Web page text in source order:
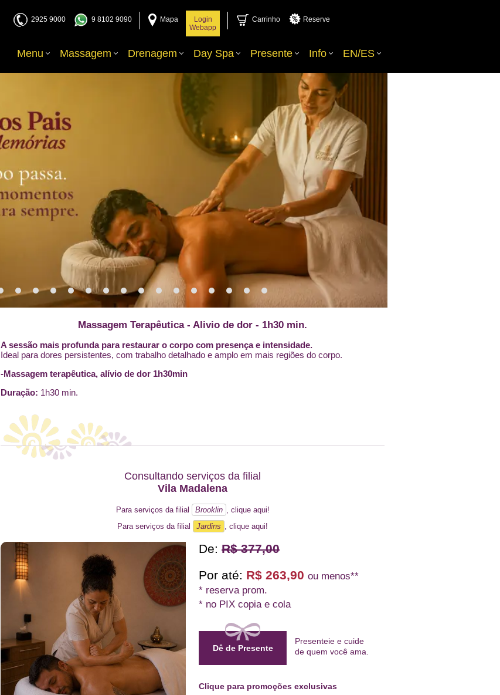
2925 9000 9 8102 9090 Mapa
Login
Webapp
Carrinho Reserve
Menu Massagem Drenagem Day Spa Presente Info EN/ES
Massagem Terapêutica - Alivio de dor - 1h30 min.
A sessão mais profunda para restaurar o corpo com presença e intensidade.
Ideal para dores persistentes, com trabalho detalhado e amplo em mais regiões do corpo.
-Massagem terapêutica, alívio de dor 1h30min
Duração: 1h30 min.
Consultando serviços da filial
Vila Madalena
Para serviços da filial Brooklin , clique aqui!
Para serviços da filial
Jardins , clique aqui!
De: R$ 377,00
Por até: R$ 263,90 ou menos**
* reserva prom.
* no PIX copia e cola
Dê de Presente
Presenteie e cuide
de quem você ama
Clique para promoções exclusivas